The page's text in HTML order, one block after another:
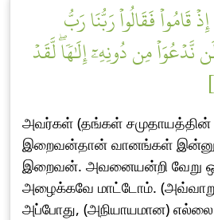
قَامُواْ فَقَالُواْ رَبُّنَا رَبُّ
مِن دُونِهِۦٓ إِلَٰهٗاۖ لَّقَدۡ
அவர்கள் (தங்கள் சமுதாயத்தின்
இறைவன்தான் வானங்கள் இன்னும்
இறைவன். அவனையன்றி வேறு
அழைக்கவே மாட்டோம்.
அப்போது, (அநியாயமான)